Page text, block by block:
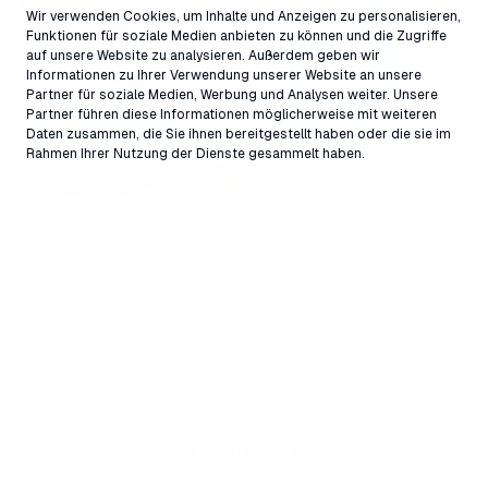
Wir verwenden Cookies, um Inhalte und Anzeigen zu personalisieren,
Funktionen für soziale Medien anbieten zu können und die Zugriffe
auf unsere Website zu analysieren. Außerdem geben wir
Informationen zu Ihrer Verwendung unserer Website an unsere
Partner für soziale Medien, Werbung und Analysen weiter. Unsere
Partner führen diese Informationen möglicherweise mit weiteren
Daten zusammen, die Sie ihnen bereitgestellt haben oder die sie im
Rahmen Ihrer Nutzung der Dienste gesammelt haben.